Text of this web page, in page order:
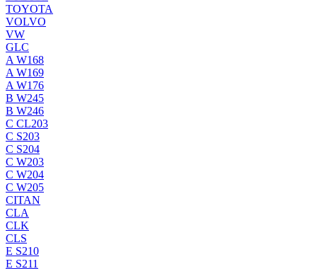
TOYOTA
VOLVO
VW
GLC
A W168
A W169
A W176
B W245
B W246
C CL203
C S203
C S204
C W203
C W204
C W205
CITAN
CLA
CLK
CLS
E S210
E S211